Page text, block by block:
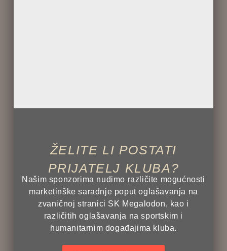
ŽELITE LI POSTATI
PRIJATELJ KLUBA?
Našim sponzorima nudimo različite mogućnosti
marketinške saradnje poput oglašavanja na
zvaničnoj stranici SK Megalodon, kao i
različitih oglašavanja na sportskim i
humanitarnim događajima kluba.